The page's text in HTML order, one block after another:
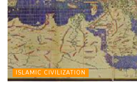
ISLAMIC CIVILIZATION